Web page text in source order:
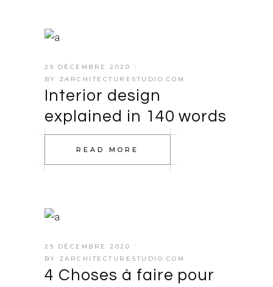
29 DÉCEMBRE 2020
BY ZARCHITECTURESTUDIO.COM
Interior design
explained in 140 words
READ MORE
29 DÉCEMBRE 2020
BY ZARCHITECTURESTUDIO.COM
4 Choses à faire pour